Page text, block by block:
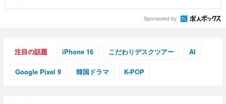
Sponsored by
注目の話題 iPhone 16 こだわりデスクツアー AI
Google Pixel 9 韓国ドラマ K-POP